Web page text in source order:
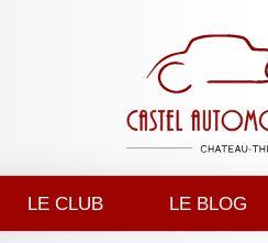
LE CLUB LE BLOG